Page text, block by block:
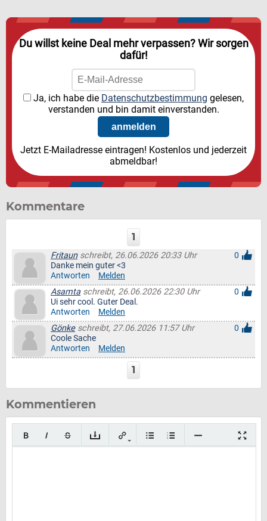
Du willst keine Deal mehr verpassen? Wir sorgen
dafür!
Ja, ich habe die Datenschutzbestimmung gelesen,
verstanden und bin damit einverstanden.
Jetzt E-Mailadresse eintragen! Kostenlos und jederzeit
abmeldbar!
Kommentare
1
Fritaunschreibt, 26.06.2026 20:33 Uhr
0
Danke mein guter <3
Antworten
Melden
Asamtaschreibt, 26.06.2026 22:30 Uhr
0
Ui sehr cool. Guter Deal.
Antworten
Melden
Gönkeschreibt, 27.06.2026 11:57 Uhr
0
Coole Sache
Antworten
Melden
1
Kommentieren